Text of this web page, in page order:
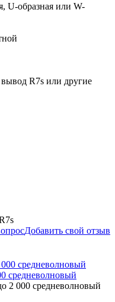
U-образная или W-
R7s или другие
Добавить свой отзыв
средневолновый
2 000 средневолновый